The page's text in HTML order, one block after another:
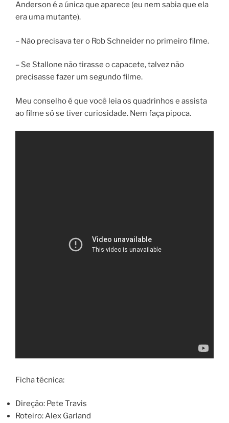
Anderson é a única que aparece (eu nem sabia que ela
era uma mutante).
– Não precisava ter o Rob Schneider no primeiro filme.
– Se Stallone não tirasse o capacete, talvez não
precisasse fazer um segundo filme.
Meu conselho é que você leia os quadrinhos e assista
ao filme só se tiver curiosidade. Nem faça pipoca.
Ficha técnica:
Direção: Pete Travis
Roteiro: Alex Garland